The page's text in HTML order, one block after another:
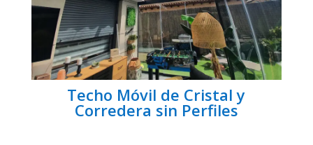
Techo Móvil de Cristal y
Corredera sin Perfiles